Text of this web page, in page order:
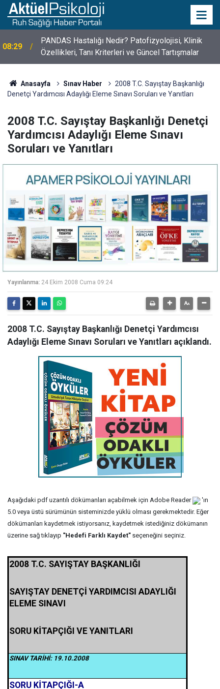
08:29
PANDAS Hastalığı Nedir? Patofizyolojisi, Klinik
Özellikleri, Tanı Kriterleri ve Güncel Tartışmalar
10:30
10 Mayıs Psikologlar Günü Nasıl Ortaya Çıktı? 10
Mayıs Tarihinin Hikayesi
Anasayfa Sınav Haber
2008 T.C. Sayıştay Başkanlığı
Denetçi Yardımcısı Adaylığı Eleme Sınavı Soruları ve Yanıtları
2008 T.C. Sayıştay Başkanlığı Denetçi
Yardımcısı Adaylığı Eleme Sınavı
Soruları ve Yanıtları
Yayınlanma: 24 Ekim 2008 Cuma 09:24
2008 T.C. Sayıştay Başkanlığı Denetçi Yardımcısı
Adaylığı Eleme Sınavı Soruları ve Yanıtları açıklandı.
Aşağıdaki pdf uzantılı dökümanları açabilmek için Adobe Reader
'ın
5.0 veya üstü sürümünün sisteminizde yüklü olması gerekmektedir. Eğer
dökümanları kaydetmek istiyorsanız, kaydetmek istediğiniz dökümanın
üzerine sağ tıklayıp "Hedefi Farklı Kaydet" seçeneğini seçiniz.
2008 T.C. SAYIŞTAY BAŞKANLIĞI
SAYIŞTAY DENETÇİ YARDIMCISI ADAYLIĞI
ELEME SINAVI
SORU KİTAPÇIĞI VE YANITLARI
SINAV TARİHİ: 19.10.2008
SORU KİTAPÇIĞI-A